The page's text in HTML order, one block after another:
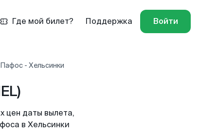
Где мой билет? Поддержка Войти
- Хельсинки
цен даты вылета,
в Хельсинки